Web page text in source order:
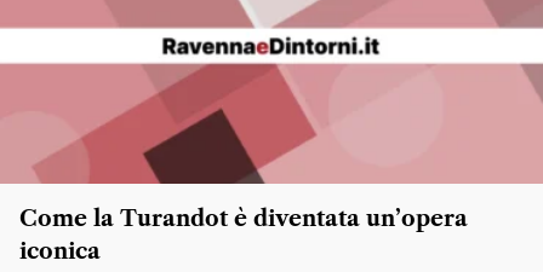
Come la Turandot è diventata un’opera
iconica